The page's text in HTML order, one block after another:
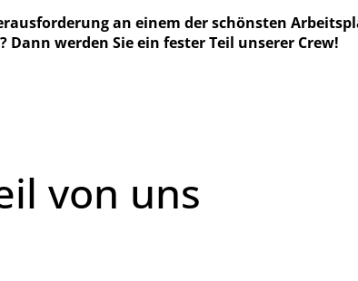
an einem der schönsten
Dann werden Sie ein fester Teil unserer Crew!
von uns